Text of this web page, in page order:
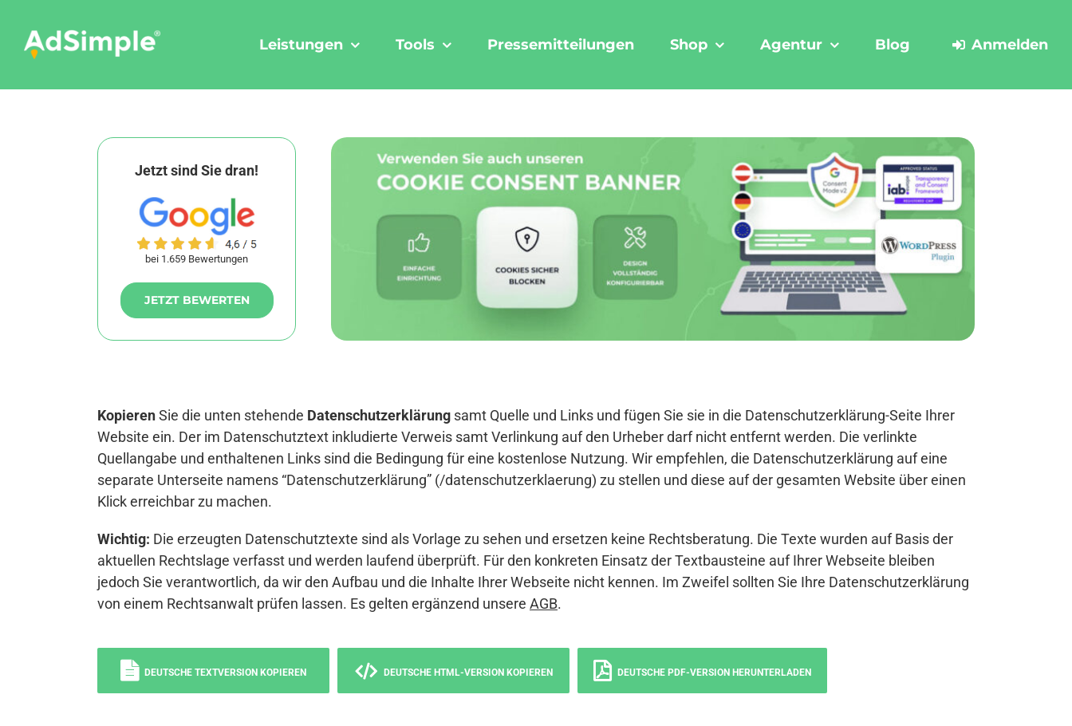
content
Leistungen Tools Pressemitteilungen Shop Agentur Blog Anmelden
Jetzt sind Sie dran!
bei 1.659 Bewertungen
JETZT BEWERTEN
KopierenSie die unten stehende Datenschutzerklärung samt Quelle und Links und fügen Sie sie in die Datenschutzerklärung-Seite Ihrer
Website ein. Der im Datenschutztext inkludierte Verweis samt Verlinkung auf den Urheber darf nicht entfernt werden. Die verlinkte
Quellangabe und enthaltenen Links sind die Bedingung für eine kostenlose Nutzung. Wir empfehlen, die Datenschutzerklärung auf eine
separate Unterseite namens “Datenschutzerklärung” (/datenschutzerklaerung) zu stellen und diese auf der gesamten Website über einen
Klick erreichbar zu machen.
Wichtig: Die erzeugten Datenschutztexte sind als Vorlage zu sehen und ersetzen keine Rechtsberatung. Die Texte wurden auf Basis der
aktuellen Rechtslage verfasst und werden laufend überprüft. Für den konkreten Einsatz der Textbausteine auf Ihrer Webseite bleiben
jedoch Sie verantwortlich, da wir den Aufbau und die Inhalte Ihrer Webseite nicht kennen. Im Zweifel sollten Sie Ihre Datenschutzerklärung
von einem Rechtsanwalt prüfen lassen. Es gelten ergänzend unsere AGB.
DEUTSCHE TEXTVERSION KOPIEREN DEUTSCHE HTML-VERSION KOPIEREN DEUTSCHE PDF-VERSION HERUNTERLADEN